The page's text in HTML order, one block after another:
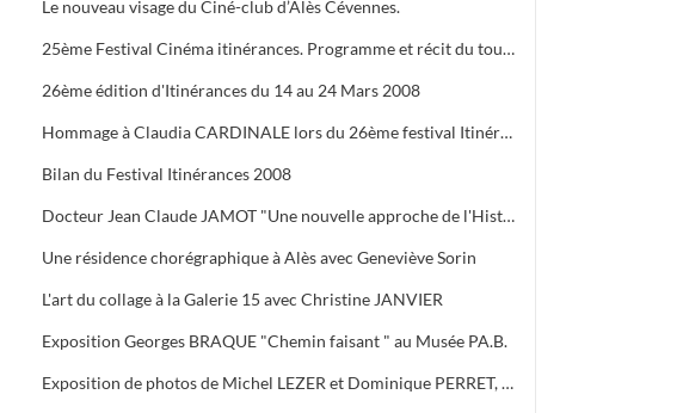
Le nouveau visage du Ciné-club d’Alès Cévennes.
25ème Festival Cinéma itinérances. Programme et récit du tournage dans les cévennes d' "Un homme de trop"
26ème édition d'Itinérances du 14 au 24 Mars 2008
Hommage à Claudia CARDINALE lors du 26ème festival Itinérances. En photo avec Max ROUSTAN, Maire
Bilan du Festival Itinérances 2008
Docteur Jean Claude JAMOT "Une nouvelle approche de l'Histoire et de l'Archéologie appliquée aux Celtes
Une résidence chorégraphique à Alès avec Geneviève Sorin
L'art du collage à la Galerie 15 avec Christine JANVIER
Exposition Georges BRAQUE "Chemin faisant " au Musée PA.B.
Exposition de photos de Michel LEZER et Dominique PERRET, de peintures de Monique SANTORO à l'OFFICE DE TOURISME pour la Féria d'Alès